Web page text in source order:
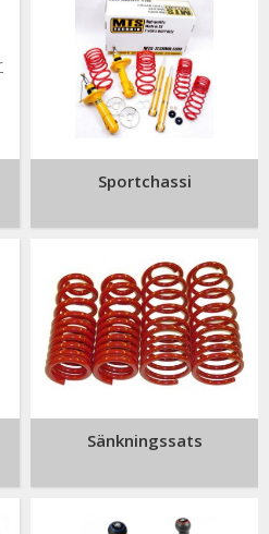
Sportchassi
Sänkningssats